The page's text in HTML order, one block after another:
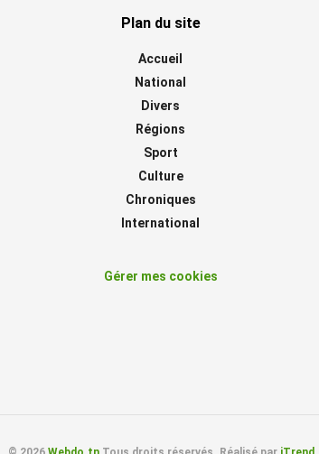
Plan du site
Accueil
National
Divers
Régions
Sport
Culture
Chroniques
International
Gérer mes cookies